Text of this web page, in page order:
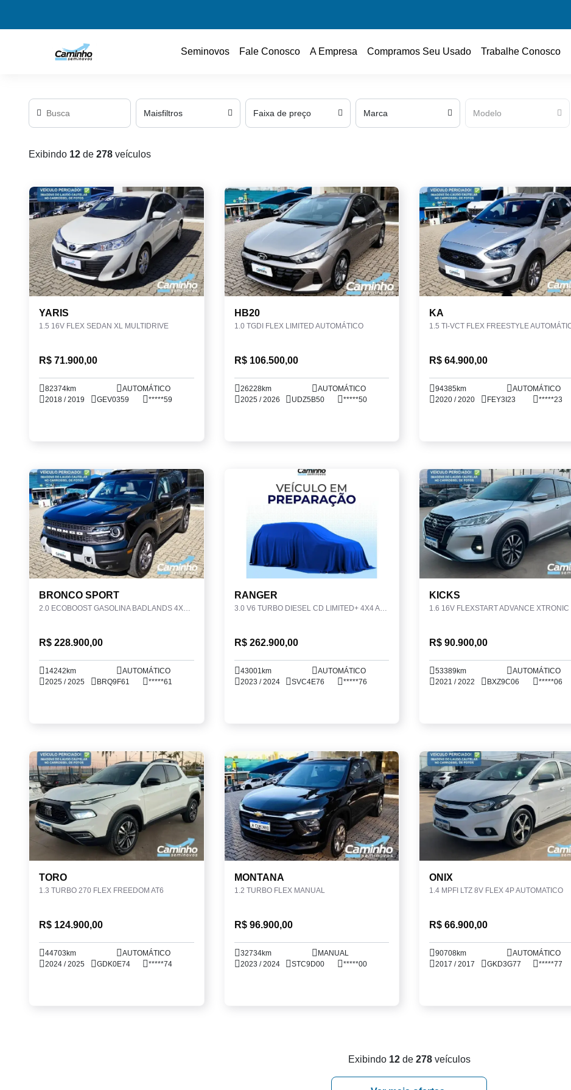
Seminovos Fale Conosco A Empresa Compramos Seu Usado Trabalhe Conosco
Maisfiltros Faixa de preço Marca Modelo
Exibindo 12 de 278 veículos
YARIS
1.5 16V FLEX SEDAN XL MULTIDRIVE
R$ 71.900,00
82374km
AUTOMÁTICO
2018 / 2019
GEV0359 *****59
HB20
1.0 TGDI FLEX LIMITED AUTOMÁTICO
R$ 106.500,00
26228km
AUTOMÁTICO
2025 / 2026
UDZ5B50 *****50
KA
1.5 TI-VCT FLEX FREESTYLE
R$ 64.900,00
94385km
AUTOMÁTICO
2020 / 2020
FEY3I23 *****23
BRONCO SPORT
2.0 ECOBOOST GASOLINA BADLANDS 4X4 SELECTSHIFT
R$ 228.900,00
14242km
AUTOMÁTICO
2025 / 2025
BRQ9F61 *****61
RANGER
3.0 V6 TURBO DIESEL CD LIMITED+ 4X4 AUTOMÁTICO
R$ 262.900,00
43001km
AUTOMÁTICO
2023 / 2024
SVC4E76 *****76
KICKS
1.6 16V FLEXSTART ADVANCE XTRONIC
R$ 90.900,00
53389km
AUTOMÁTICO
2021 / 2022
BXZ9C06 *****06
TORO
1.3 TURBO 270 FLEX FREEDOM AT6
R$ 124.900,00
44703km
AUTOMÁTICO
2024 / 2025
GDK0E74 *****74
MONTANA
1.2 TURBO FLEX MANUAL
R$ 96.900,00
32734km
MANUAL
2023 / 2024
STC9D00 *****00
ONIX
1.4 MPFI LTZ 8V FLEX 4P AUTOMATICO
R$ 66.900,00
90708km
AUTOMÁTICO
2017 / 2017
GKD3G77 *****77
Exibindo 12de 278veículos